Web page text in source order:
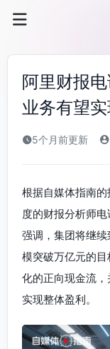
阿里财报
业务有望实
5个月前更新
根据自媒体指南
度的财报分析师
强调，集团将继
模突破万亿元的
化的正向现金流
实现整体盈利。